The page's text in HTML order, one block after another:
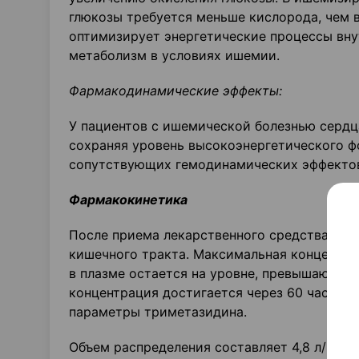
глюкозы требуется меньше кислорода, чем
оптимизирует энергетические процессы
метаболизм в условиях ишемии.
Фармакодинамические эффекты:
У пациентов с ишемической болезнью
сохраняя уровень высокоэнергетического
сопутствующих гемодинамических
Фармакокинетика
После приема лекарственного средства
кишечного тракта. Максимальная
в плазме остается на уровне, превышающем
концентрация достигается через 60
параметры триметазидина.
Объем распределения составляет 4,8 л/кг,